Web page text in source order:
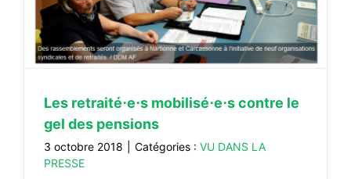
Les retraité⋅e⋅s mobilisé⋅e⋅s contre le
gel des pensions
3 octobre 2018 Catégories : VU DANS LA
PRESSE